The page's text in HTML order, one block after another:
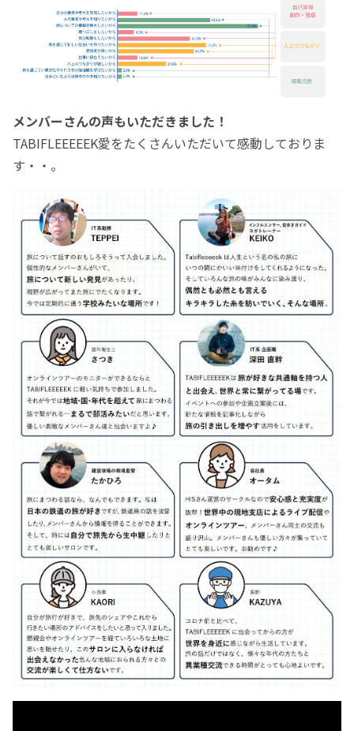
メンバーさんの声もいただきました！
TABIFLEEEEEK愛をたくさんいただいて感動しておりま
す・・。